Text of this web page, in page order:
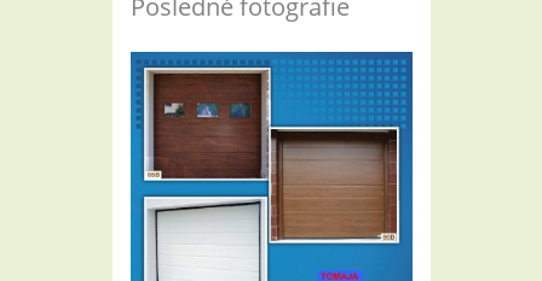
Posledné fotografie